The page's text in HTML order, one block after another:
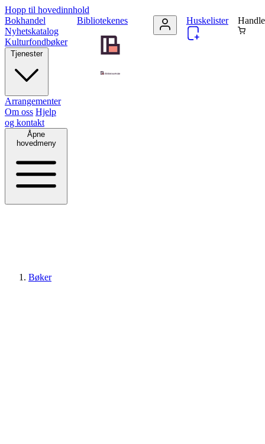
Hopp til hovedinnhold
Bibliotekenes
Bokhandel
Nyhetskatalog
Kulturfondbøker
Tjenester
Arrangementer
Om oss Hjelp
og kontakt
Åpne
hovedmeny
Huskelister
Bøker